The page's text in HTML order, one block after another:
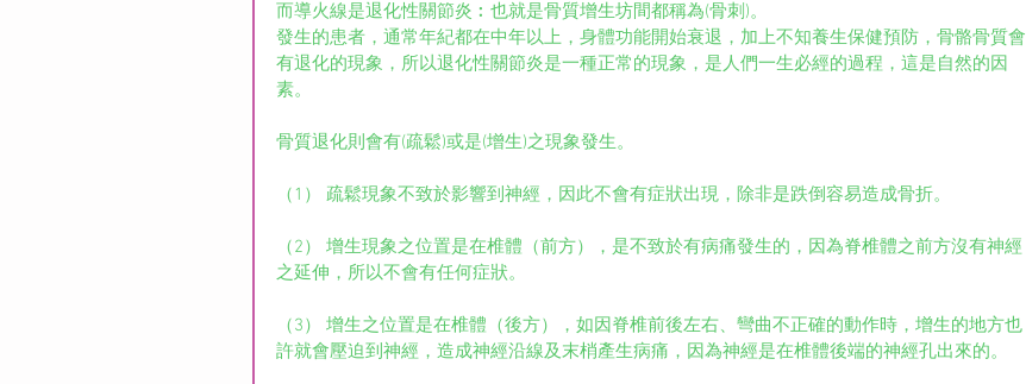
而導火線是退化性關節炎︰也就是骨質增生坊間都稱為(骨刺)。
發生的患者，通常年紀都在中年以上，身體功能開始衰退，加上不知養生保健預防，骨骼骨質會
有退化的現象，所以退化性關節炎是一種正常的現象，是人們一生必經的過程，這是自然的因
素。
骨質退化則會有(疏鬆)或是(增生)之現象發生。
（1） 疏鬆現象不致於影響到神經，因此不會有症狀出現，除非是跌倒容易造成骨折。
（2） 增生現象之位置是在椎體（前方），是不致於有病痛發生的，因為脊椎體之前方沒有神經
之延伸，所以不會有任何症狀。
（3） 增生之位置是在椎體（後方），如因脊椎前後左右、彎曲不正確的動作時，增生的地方也
許就會壓迫到神經，造成神經沿線及末梢產生病痛，因為神經是在椎體後端的神經孔出來的。